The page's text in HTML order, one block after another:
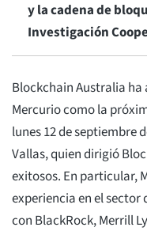
y la cadena de
Investigación
Blockchain Australia
Mercurio como la
lunes 12 de septiembre
Vallas, quien dirigió
exitosos. En particular,
experiencia en el
con BlackRock, Merrill